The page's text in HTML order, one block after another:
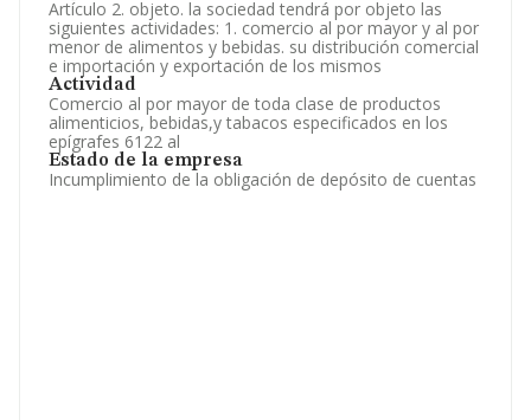
Artículo 2. objeto. la sociedad tendrá por objeto las
siguientes actividades: 1. comercio al por mayor y al por
menor de alimentos y bebidas. su distribución comercial
e importación y exportación de los mismos
Actividad
Comercio al por mayor de toda clase de productos
alimenticios, bebidas,y tabacos especificados en los
epígrafes 6122 al
Estado de la empresa
Incumplimiento de la obligación de depósito de cuentas